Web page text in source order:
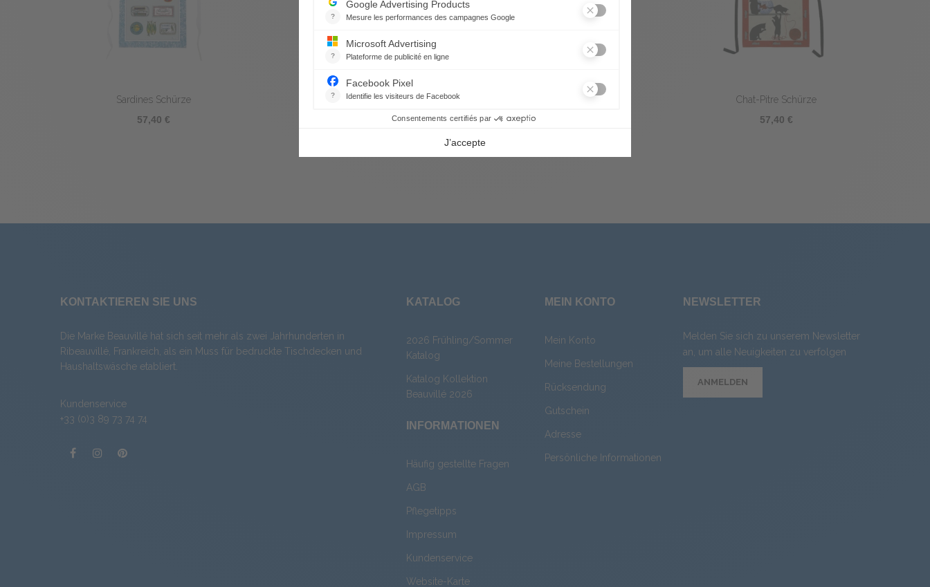
Sardines Schürze
57,40 €
Picoti Coq Schürze
Chat-Pitre Schürze
57,40 €
KONTAKTIEREN SIE UNS
Die Marke Beauvillé hat sich seit mehr als zwei Jahrhunderten in
Ribeauvillé, Frankreich, als ein Muss für bedruckte Tischdecken und
Haushaltswäsche etabliert.
Kundenservice
+33 (0)3 89 73 74 74
KATALOG
2026 Frühling/Sommer
Katalog
Katalog Kollektion
Beauvillé 2026
INFORMATIONEN
Häufig gestellte Fragen
AGB
Pflegetipps
Impressum
Kundenservice
Website-Karte
MEIN KONTO
Mein Konto
Meine Bestellungen
Rücksendung
Gutschein
Adresse
Persönliche Informationen
NEWSLETTER
Melden Sie sich zu unserem Newsletter
an, um alle Neuigkeiten zu verfolgen
ANMELDEN